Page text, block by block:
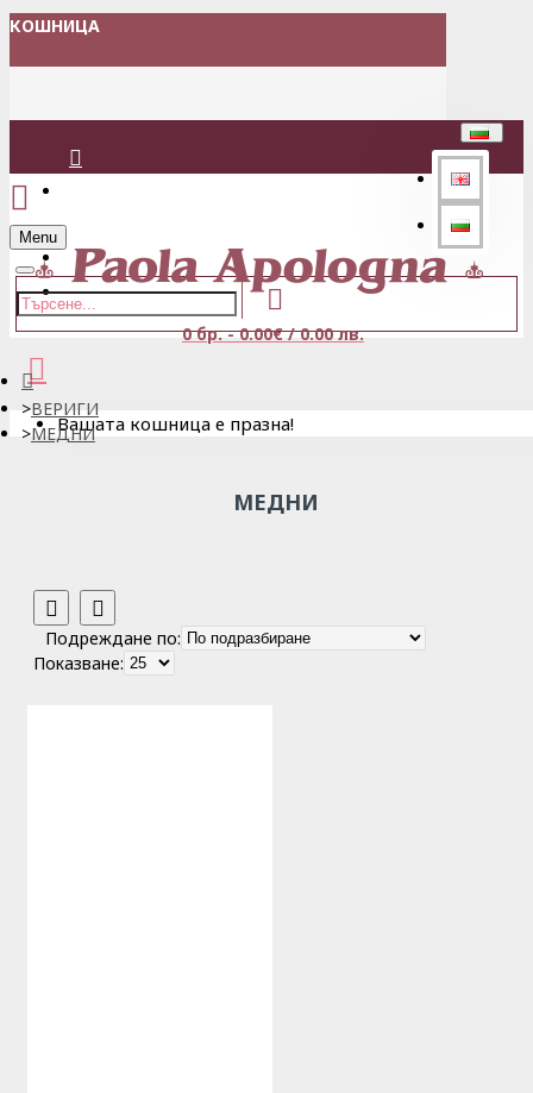
КОШНИЦА
Регистрация
Menu
0 бр. - 0.00€ / 0.00 лв.
Вашата кошница е празна!
ВЕРИГИ
МЕДНИ
МЕДНИ
Подреждане по:
Показване: